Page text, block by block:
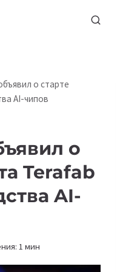
о старте
AI-чипов
о
Terafab
AI-
1 мин